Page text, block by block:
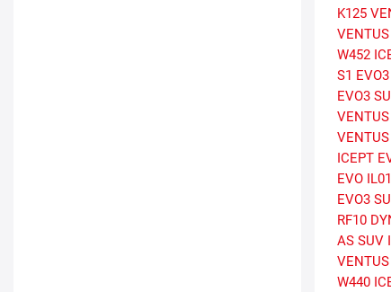
K125
W452
S1
EVO3
ICEPT
EVO
EVO3
RF10
AS SUV
W440